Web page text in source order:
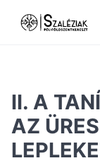
II. A
AZ